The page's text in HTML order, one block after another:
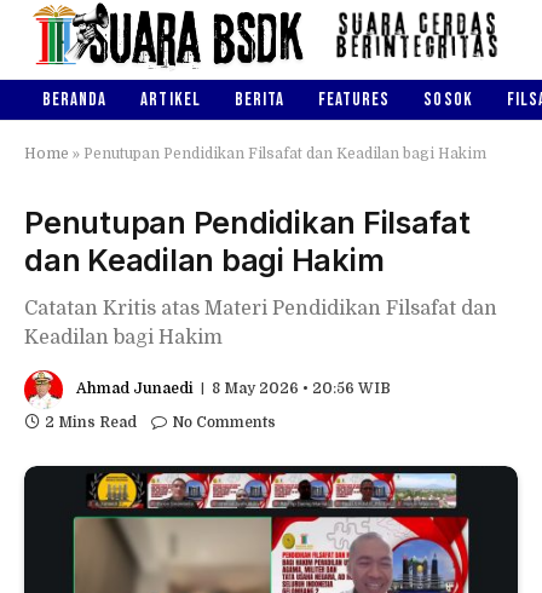
BERANDA ARTIKEL BERITA FEATURES SOSOK
Home » Penutupan Pendidikan Filsafat dan Keadilan bagi Hakim
Penutupan Pendidikan Filsafat
dan Keadilan bagi Hakim
Catatan Kritis atas Materi Pendidikan Filsafat dan
Keadilan bagi Hakim
Ahmad Junaedi
8 May 2026 • 20:56 WIB
2 Mins Read
No Comments